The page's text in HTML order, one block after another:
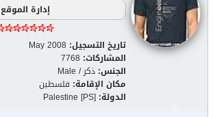
إدارة الموقع
تاريخ التسجيل: May 2008
المشاركات: 7768
الجنس: ذكر / Male
مكان الإقامة: فلسطين
الدولة: Palestine [PS]